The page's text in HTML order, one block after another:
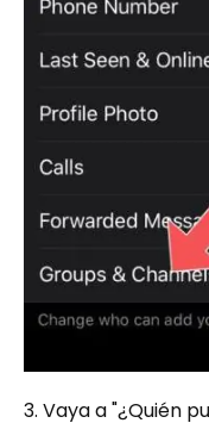
3. Vaya a "¿Quién